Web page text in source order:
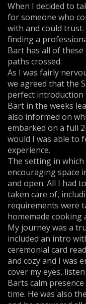
When I decided to
for someone who
with and could
finding a
Bart has all of
paths crossed.
As I was fairly
we agreed that the
perfect introduction
Bart in the weeks
also informed on
embarked on a full
would I was able to
experience.
The setting in
encouraging space
and open. All I had
taken care of,
requirements were
homemade cooking
My journey was a
included an intro
ceremonial card
and cozy and I was
cover my eyes,
Barts calm
time. He was also